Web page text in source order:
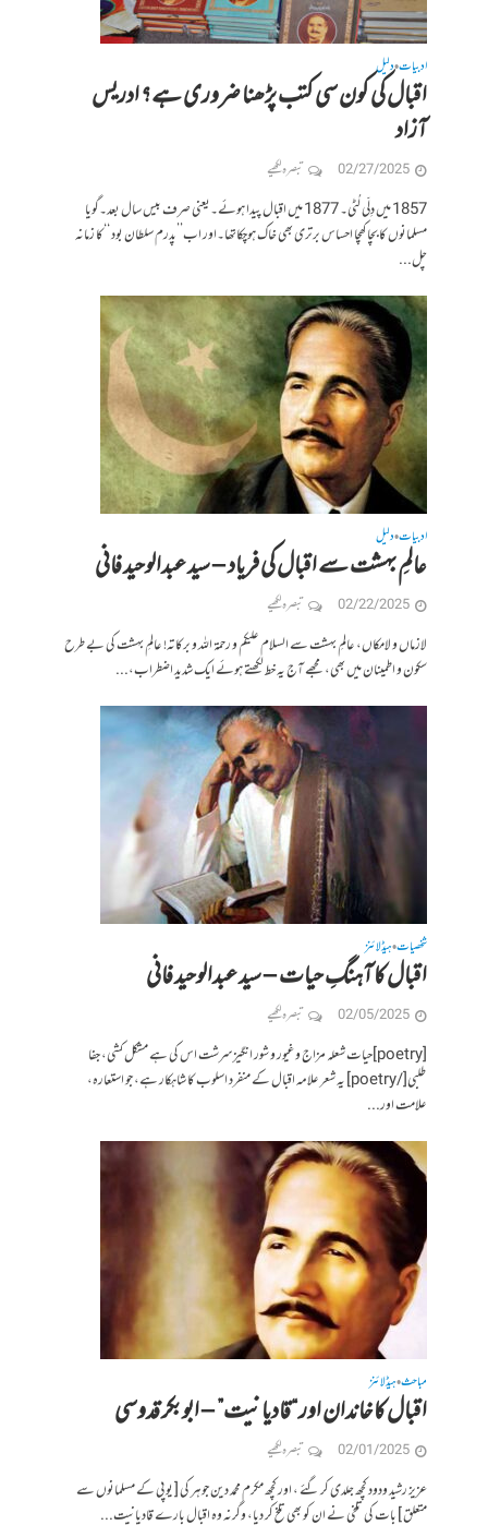
ادبیات•دلیل
اقبال کی کون سی کتب پڑھنا ضروری ہے؟ ادریس
آزاد
02/27/2025 تبصرہ لکھیے
1857 میں دِلّی لُٹی۔ 1877 میں اقبال پیدا ہوئے۔یعنی صرف بیس سال بعد۔گویا
مسلمانوں کا بچا کھچا احساس برتری بھی خاک ہوچکاتھا۔اور اب’’پدرم سلطان بود ‘‘کا زمانہ
چل...
ادبیات•دلیل
عالمِ بہشت سے اقبال کی فریاد – سید عبدالوحید فانی
02/22/2025 تبصرہ لکھیے
لازماں و لامکاں، عالمِ بہشت سے السلام علیکم و رحمۃ اللہ و برکاتہ! عالمِ بہشت کی بے طرح
سکون و اطمینان میں بھی، مجھے آج یہ خط لکھتے ہوئے ایک شدید اضطراب،...
شخصیات•ہیڈلائنز
اقبال کا آہنگِ حیات – سید عبدالوحید فانی
02/05/2025 تبصرہ لکھیے
[poetry]حیات شعلہ مزاج و غیور و شور انگیز سرشت اس کی ہے مشکل کشی، جفا
طلبی[/poetry] یہ شعر علامہ اقبال کے منفرد اسلوب کا شاہکار ہے، جو استعارہ،
علامت اور...
مباحث•ہیڈلائنز
اقبال کا خاندان اور “قادیانیت” – ابوبکر قدوسی
02/01/2025 تبصرہ لکھیے
عزیز رشید ودود کچھ جلدی کر گئے ، اور کچھ مکرم محمد دین جوہر کی [ یو پی کے مسلمانوں سے
متعلق ] بات کی تلخی نے ان کو بھی تلخ کر دیا، وگرنہ وہ اقبال بارے قادیانیت...